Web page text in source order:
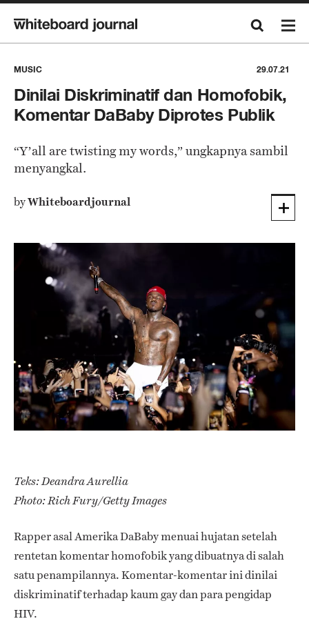
MUSIC 29.07.21
Dinilai Diskriminatif dan Homofobik,
Komentar DaBaby Diprotes Publik
“Y’all are twisting my words,” ungkapnya sambil
menyangkal.
byWhiteboardjournal
Teks: Deandra Aurellia
Photo: Rich Fury/Getty Images
Rapper asal Amerika DaBaby menuai hujatan setelah
rentetan komentar homofobik yang dibuatnya di salah
satu penampilannya. Komentar-komentar ini dinilai
diskriminatif terhadap kaum gay dan para pengidap
HIV.